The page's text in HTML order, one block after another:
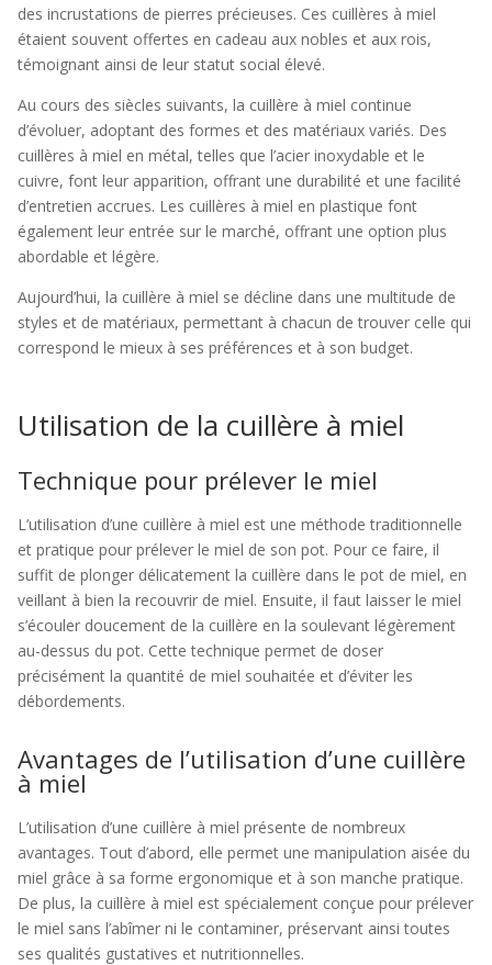
des incrustations de pierres précieuses. Ces cuillères à miel
étaient souvent offertes en cadeau aux nobles et aux rois,
témoignant ainsi de leur statut social élevé.
Au cours des siècles suivants, la cuillère à miel continue
d’évoluer, adoptant des formes et des matériaux variés. Des
cuillères à miel en métal, telles que l’acier inoxydable et le
cuivre, font leur apparition, offrant une durabilité et une facilité
d’entretien accrues. Les cuillères à miel en plastique font
également leur entrée sur le marché, offrant une option plus
abordable et légère.
Aujourd’hui, la cuillère à miel se décline dans une multitude de
styles et de matériaux, permettant à chacun de trouver celle qui
correspond le mieux à ses préférences et à son budget.
Utilisation de la cuillère à miel
Technique pour prélever le miel
L’utilisation d’une cuillère à miel est une méthode traditionnelle
et pratique pour prélever le miel de son pot. Pour ce faire, il
suffit de plonger délicatement la cuillère dans le pot de miel, en
veillant à bien la recouvrir de miel. Ensuite, il faut laisser le miel
s’écouler doucement de la cuillère en la soulevant légèrement
au-dessus du pot. Cette technique permet de doser
précisément la quantité de miel souhaitée et d’éviter les
débordements.
Avantages de l’utilisation d’une cuillère
à miel
L’utilisation d’une cuillère à miel présente de nombreux
avantages. Tout d’abord, elle permet une manipulation aisée du
miel grâce à sa forme ergonomique et à son manche pratique.
De plus, la cuillère à miel est spécialement conçue pour prélever
le miel sans l’abîmer ni le contaminer, préservant ainsi toutes
ses qualités gustatives et nutritionnelles.